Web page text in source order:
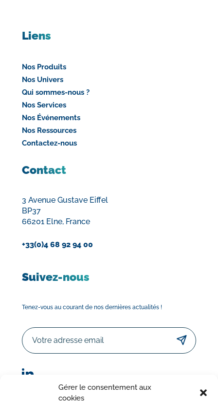
Gérer le consentement aux
cookies
Liens
Nos Produits
Nos Univers
Qui sommes-nous ?
Nos Services
Nos Événements
Nos Ressources
Contactez-nous
Contact
3 Avenue Gustave Eiffel
BP37
66201 Elne, France
+33(0)4 68 92 94 00
Suivez-nous
Tenez-vous au courant de nos dernières actualités !
Email